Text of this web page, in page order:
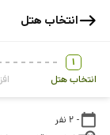
انتخاب هتل
1
انتخاب هتل
- 2 نفر